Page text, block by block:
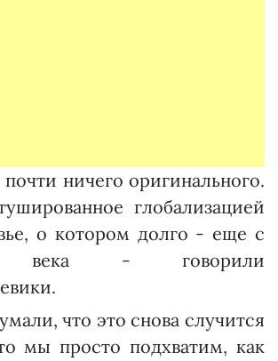
ничего оригинального.
глобализацией
о котором долго - еще с
века - говорили
что это снова случится
мы просто подхватим, как